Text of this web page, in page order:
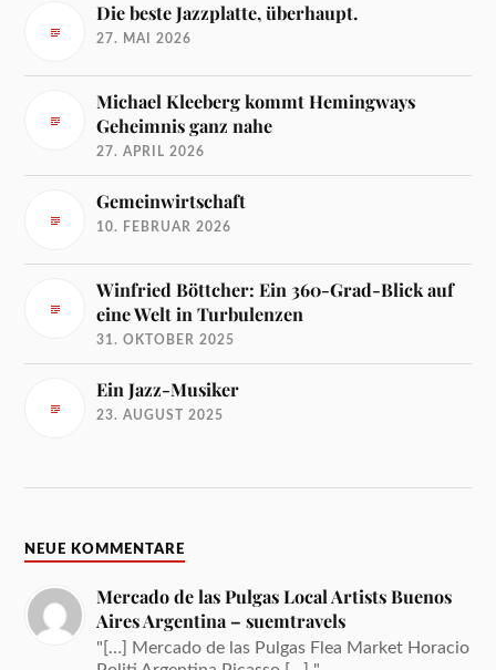
Die beste Jazzplatte, überhaupt.
27. MAI 2026
Michael Kleeberg kommt Hemingways
Geheimnis ganz nahe
27. APRIL 2026
Gemeinwirtschaft
10. FEBRUAR 2026
Winfried Böttcher: Ein 360-Grad-Blick auf
eine Welt in Turbulenzen
31. OKTOBER 2025
Ein Jazz-Musiker
23. AUGUST 2025
NEUE KOMMENTARE
Mercado de las Pulgas Local Artists Buenos
Aires Argentina – suemtravels
"[…] Mercado de las Pulgas Flea Market Horacio